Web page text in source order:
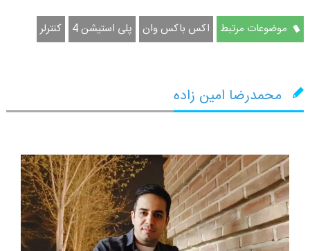
موضوعات مرتبط اکس باکس وان پلی استیشن 4 کنترلر
محمدرضا امین زاده